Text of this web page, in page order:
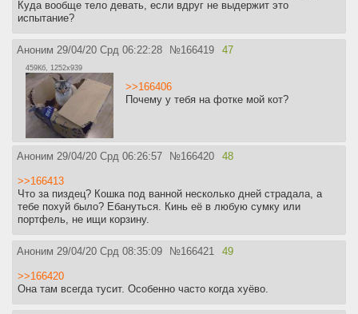
Куда вообще тело девать, если вдруг не выдержит это
испытание?
Аноним 29/04/20 Срд 06:22:28 №166419 47
459Кб, 1252x939
>>166406
Почему у тебя на фотке мой кот?
Аноним 29/04/20 Срд 06:26:57 №166420 48
>>166413
Что за пиздец? Кошка под ванной несколько дней страдала, а
тебе похуй было? Ебануться. Кинь её в любую сумку или
портфель, не ищи корзину.
Аноним 29/04/20 Срд 08:35:09 №166421 49
>>166420
Она там всегда тусит. Особенно часто когда хуёво.